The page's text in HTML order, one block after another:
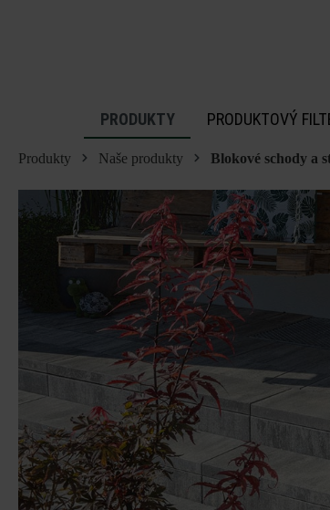
PRODUKTY PRODUKTOVÝ
Produkty Naše produkty Blokové schody a